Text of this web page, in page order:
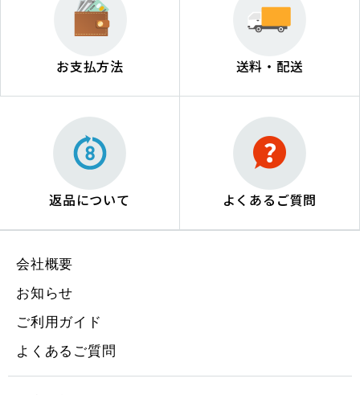
お支払方法 送料・配送
返品について よくあるご質問
会社概要
お知らせ
ご利用ガイド
よくあるご質問